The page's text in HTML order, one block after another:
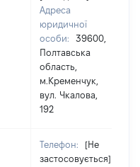
Адреса
юридичної
особи:
39600,
Полтавська
область,
м.Кременчук,
вул. Чкалова,
192
Телефон:
[Не
застосовується]